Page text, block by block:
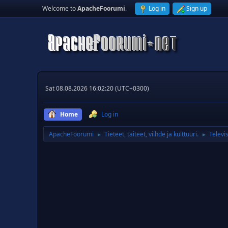
Welcome toApacheFoorumi. Log in Sign up
Sat 08.08.2026 16:02:20 (UTC+0300)
Home Log in
ApacheFoorumi ► Tieteet, taiteet, viihde ja kulttuuri. ►